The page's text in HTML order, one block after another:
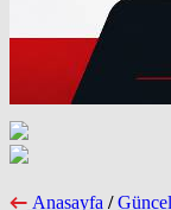
Anasayfa / Güncel